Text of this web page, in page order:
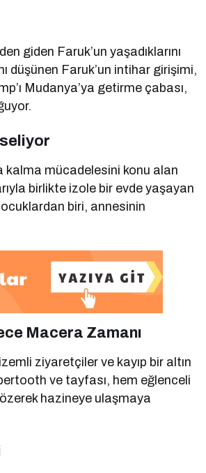
giden Faruk’un yaşadıklarını
düşünen Faruk’un intihar girişimi,
Mudanya’ya getirme çabası,
kalma mücadelesini konu alan
birlikte izole bir evde yaşayan
biri, annesinin
Macera Zamanı
ziyaretçiler ve kayıp bir altın
ve tayfası, hem eğlenceli
hazineye ulaşmaya